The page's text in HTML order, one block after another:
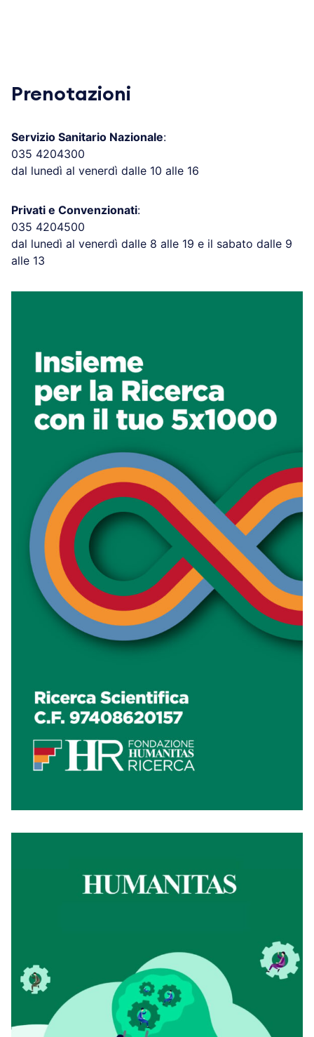
Prenotazioni
Servizio Sanitario Nazionale:
035 4204300
dal lunedì al venerdì dalle 10 alle 16
Privati e Convenzionati:
035 4204500
dal lunedì al venerdì dalle 8 alle 19 e il sabato dalle 9
alle 13